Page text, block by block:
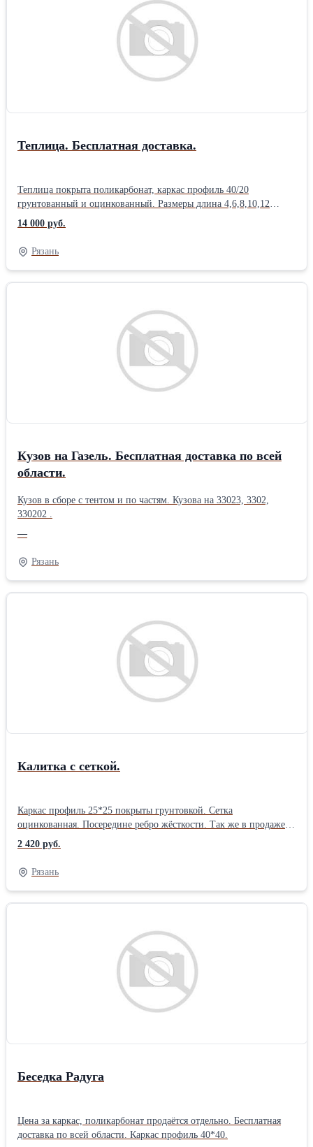
Теплица. Бесплатная доставка.
Теплица покрыта поликарбонат, каркас профиль 40/20
грунтованный и оцинкованный. Размеры длина 4,6,8,10,12
ширина 3 высота 2м. Шаг 65 см Бесплатная доставка по всей
14 000 руб.
Рязань
Кузов на Газель. Бесплатная доставка по всей
области.
Кузов в сборе с тентом и по частям. Кузова на 33023, 3302,
330202 .
—
Рязань
Калитка с сеткой.
Каркас профиль 25*25 покрыты грунтовкой. Сетка
оцинкованная. Посередине ребро жёсткости. Так же в продаже
есть столбы для забора, ворота , сетка рабица. Разные размеры.
Бесплатная доставка по всей области.
2 420 руб.
Рязань
Беседка Радуга
Цена за каркас, поликарбонат продаётся отдельно. Бесплатная
доставка по всей области. Каркас профиль 40*40.